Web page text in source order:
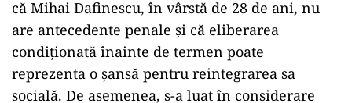
solidă, a absolvit studii superioare, este de
profesie inginer silvic”,se arată în motivare,
conformPRESShub.ro.
Mihai Dafinescu se află în executarea pedepsei